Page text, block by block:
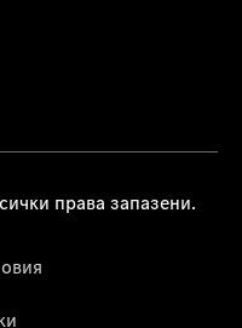
права запазени.